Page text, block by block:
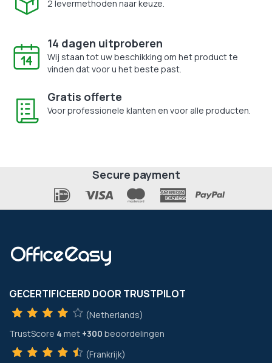
2 levermethoden naar keuze.
14 dagen uitproberen
Wij staan tot uw beschikking om het product te
vinden dat voor u het beste past.
Gratis offerte
Voor professionele klanten en voor alle producten.
Secure payment
GECERTIFICEERD DOOR TRUSTPILOT
(Netherlands)
TrustScore 4 met +300 beoordelingen
(Frankrijk)